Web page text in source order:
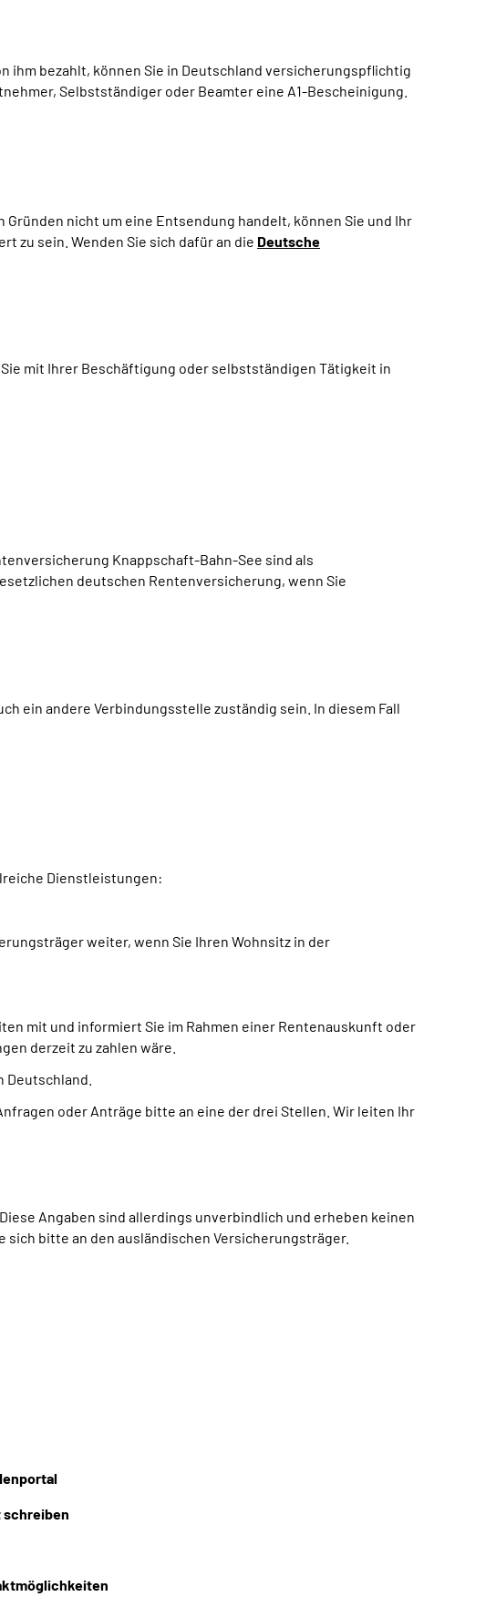
ihm bezahlt, können Sie in Deutschland versicherungspflichtig
Selbstständiger oder Beamter eine A1-Bescheinigung.
nicht um eine Entsendung handelt, können Sie und Ihr
zu sein. Wenden Sie sich dafür an die Deutsche
mit Ihrer Beschäftigung oder selbstständigen Tätigkeit in
Knappschaft-Bahn-See sind als
deutschen Rentenversicherung, wenn Sie
ein andere Verbindungsstelle zuständig sein. In diesem Fall
Dienstleistungen:
weiter, wenn Sie Ihren Wohnsitz in der
mit und informiert Sie im Rahmen einer Rentenauskunft oder
derzeit zu zahlen wäre.
oder Anträge bitte an eine der drei Stellen. Wir leiten Ihr
Angaben sind allerdings unverbindlich und erheben keinen
bitte an den ausländischen Versicherungsträger.